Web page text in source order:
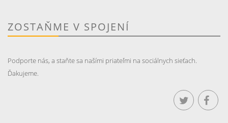
ZOSTAŇME V SPOJENÍ
Podporte nás, a staňte sa našími priateľmi na sociálnych sieťach.
Ďakujeme.